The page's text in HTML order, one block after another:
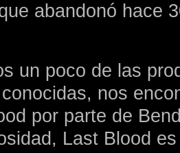
abandonó hace
un poco de las
nos
por parte de
Last Blood